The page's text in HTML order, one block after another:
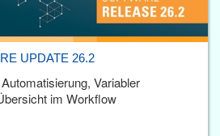
UPDATE 26.2
Variabler
im Workflow